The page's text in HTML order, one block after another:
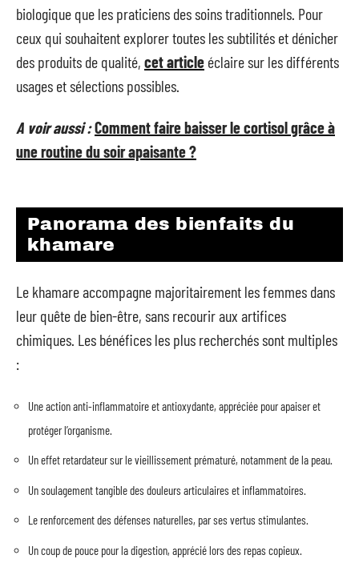
biologique que les praticiens des soins traditionnels. Pour
ceux qui souhaitent explorer toutes les subtilités et dénicher
des produits de qualité, cet article éclaire sur les différents
usages et sélections possibles.
A voir aussi :Comment faire baisser le cortisol grâce à
une routine du soir apaisante ?
Panorama des bienfaits du
khamare
Le khamare accompagne majoritairement les femmes dans
leur quête de bien-être, sans recourir aux artifices
chimiques. Les bénéfices les plus recherchés sont multiples
:
Une action anti-inflammatoire et antioxydante, appréciée pour apaiser et
protéger l’organisme.
Un effet retardateur sur le vieillissement prématuré, notamment de la peau.
Un soulagement tangible des douleurs articulaires et inflammatoires.
Le renforcement des défenses naturelles, par ses vertus stimulantes.
Un coup de pouce pour la digestion, apprécié lors des repas copieux.